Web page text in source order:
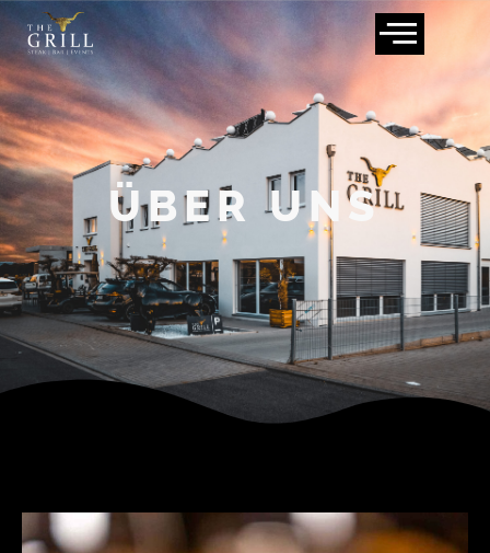
ÜBER UNS